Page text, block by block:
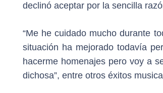
declinó aceptar por la sencilla
“Me he cuidado mucho durante
situación ha mejorado todavía
hacerme homenajes pero voy a
dichosa”, entre otros éxitos